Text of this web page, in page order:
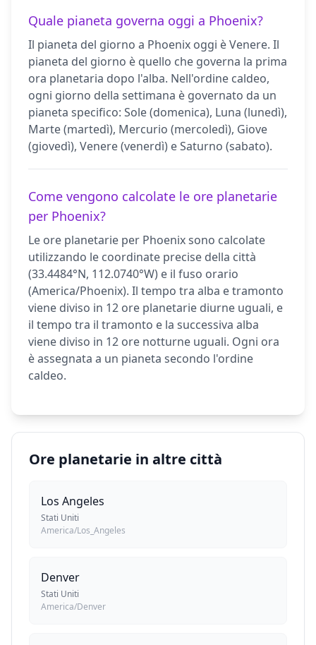
Quale pianeta governa oggi a Phoenix?
Il pianeta del giorno a Phoenix oggi è Venere. Il
pianeta del giorno è quello che governa la prima
ora planetaria dopo l'alba. Nell'ordine caldeo,
ogni giorno della settimana è governato da un
pianeta specifico: Sole (domenica), Luna (lunedì),
Marte (martedì), Mercurio (mercoledì), Giove
(giovedì), Venere (venerdì) e Saturno (sabato).
Come vengono calcolate le ore planetarie
per Phoenix?
Le ore planetarie per Phoenix sono calcolate
utilizzando le coordinate precise della città
(33.4484°N, 112.0740°W) e il fuso orario
(America/Phoenix). Il tempo tra alba e tramonto
viene diviso in 12 ore planetarie diurne uguali, e
il tempo tra il tramonto e la successiva alba
viene diviso in 12 ore notturne uguali. Ogni ora
è assegnata a un pianeta secondo l'ordine
caldeo.
Ore planetarie in altre città
Los Angeles
Stati Uniti
America/Los_Angeles
Denver
Stati Uniti
America/Denver